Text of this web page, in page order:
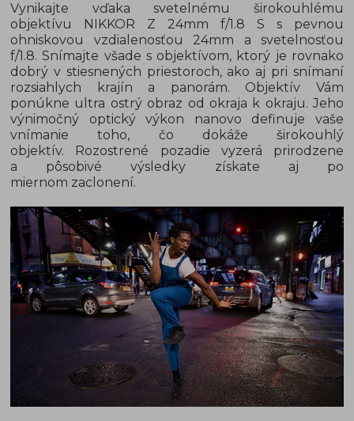
Vynikajte vďaka svetelnému širokouhlému
objektívu NIKKOR Z 24mm f/1.8 S s pevnou
ohniskovou vzdialenosťou 24mm a svetelnosťou
f/1.8. Snímajte všade s objektívom, ktorý je rovnako
dobrý v stiesnených priestoroch, ako aj pri snímaní
rozsiahlych krajín a panorám. Objektív Vám
ponúkne ultra ostrý obraz od okraja k okraju. Jeho
výnimočný optický výkon nanovo definuje vaše
vnímanie toho, čo dokáže širokouhlý
objektív. Rozostrené pozadie vyzerá prirodzene
a pôsobivé výsledky získate aj po
miernom zaclonení.